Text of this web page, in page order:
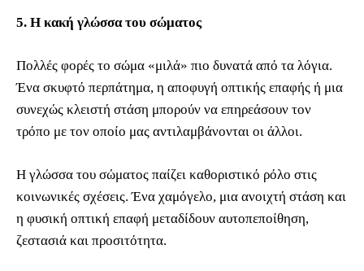
5. Η κακή γλώσσα του σώματος
Πολλές φορές το σώμα «μιλά» πιο δυνατά από τα λόγια.
Ένα σκυφτό περπάτημα, η αποφυγή οπτικής επαφής ή μια
συνεχώς κλειστή στάση μπορούν να επηρεάσουν τον
τρόπο με τον οποίο μας αντιλαμβάνονται οι άλλοι.
Η γλώσσα του σώματος παίζει καθοριστικό ρόλο στις
κοινωνικές σχέσεις. Ένα χαμόγελο, μια ανοιχτή στάση και
η φυσική οπτική επαφή μεταδίδουν αυτοπεποίθηση,
ζεστασιά και προσιτότητα.